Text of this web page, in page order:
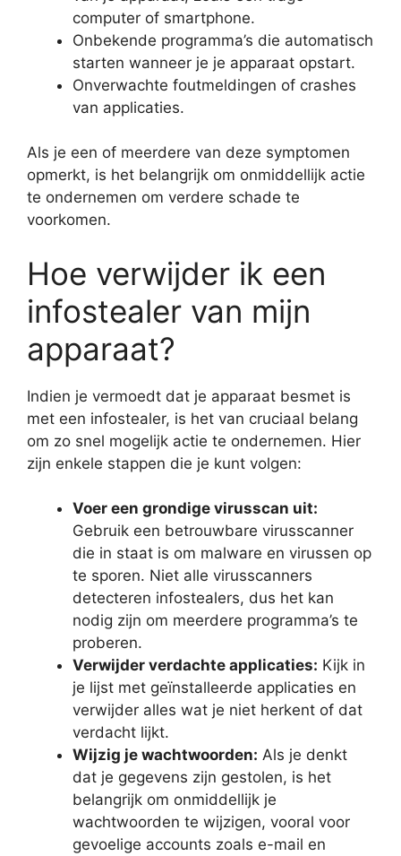
computer of smartphone.
Onbekende programma’s die automatisch
starten wanneer je je apparaat opstart.
Onverwachte foutmeldingen of crashes
van applicaties.
Als je een of meerdere van deze symptomen
opmerkt, is het belangrijk om onmiddellijk actie
te ondernemen om verdere schade te
voorkomen.
Hoe verwijder ik een
infostealer van mijn
apparaat?
Indien je vermoedt dat je apparaat besmet is
met een infostealer, is het van cruciaal belang
om zo snel mogelijk actie te ondernemen. Hier
zijn enkele stappen die je kunt volgen:
Voer een grondige virusscan uit:
Gebruik een betrouwbare virusscanner
die in staat is om malware en virussen op
te sporen. Niet alle virusscanners
detecteren infostealers, dus het kan
nodig zijn om meerdere programma’s te
proberen.
Verwijder verdachte applicaties: Kijk in
je lijst met geïnstalleerde applicaties en
verwijder alles wat je niet herkent of dat
verdacht lijkt.
Wijzig je wachtwoorden: Als je denkt
dat je gegevens zijn gestolen, is het
belangrijk om onmiddellijk je
wachtwoorden te wijzigen, vooral voor
gevoelige accounts zoals e-mail en